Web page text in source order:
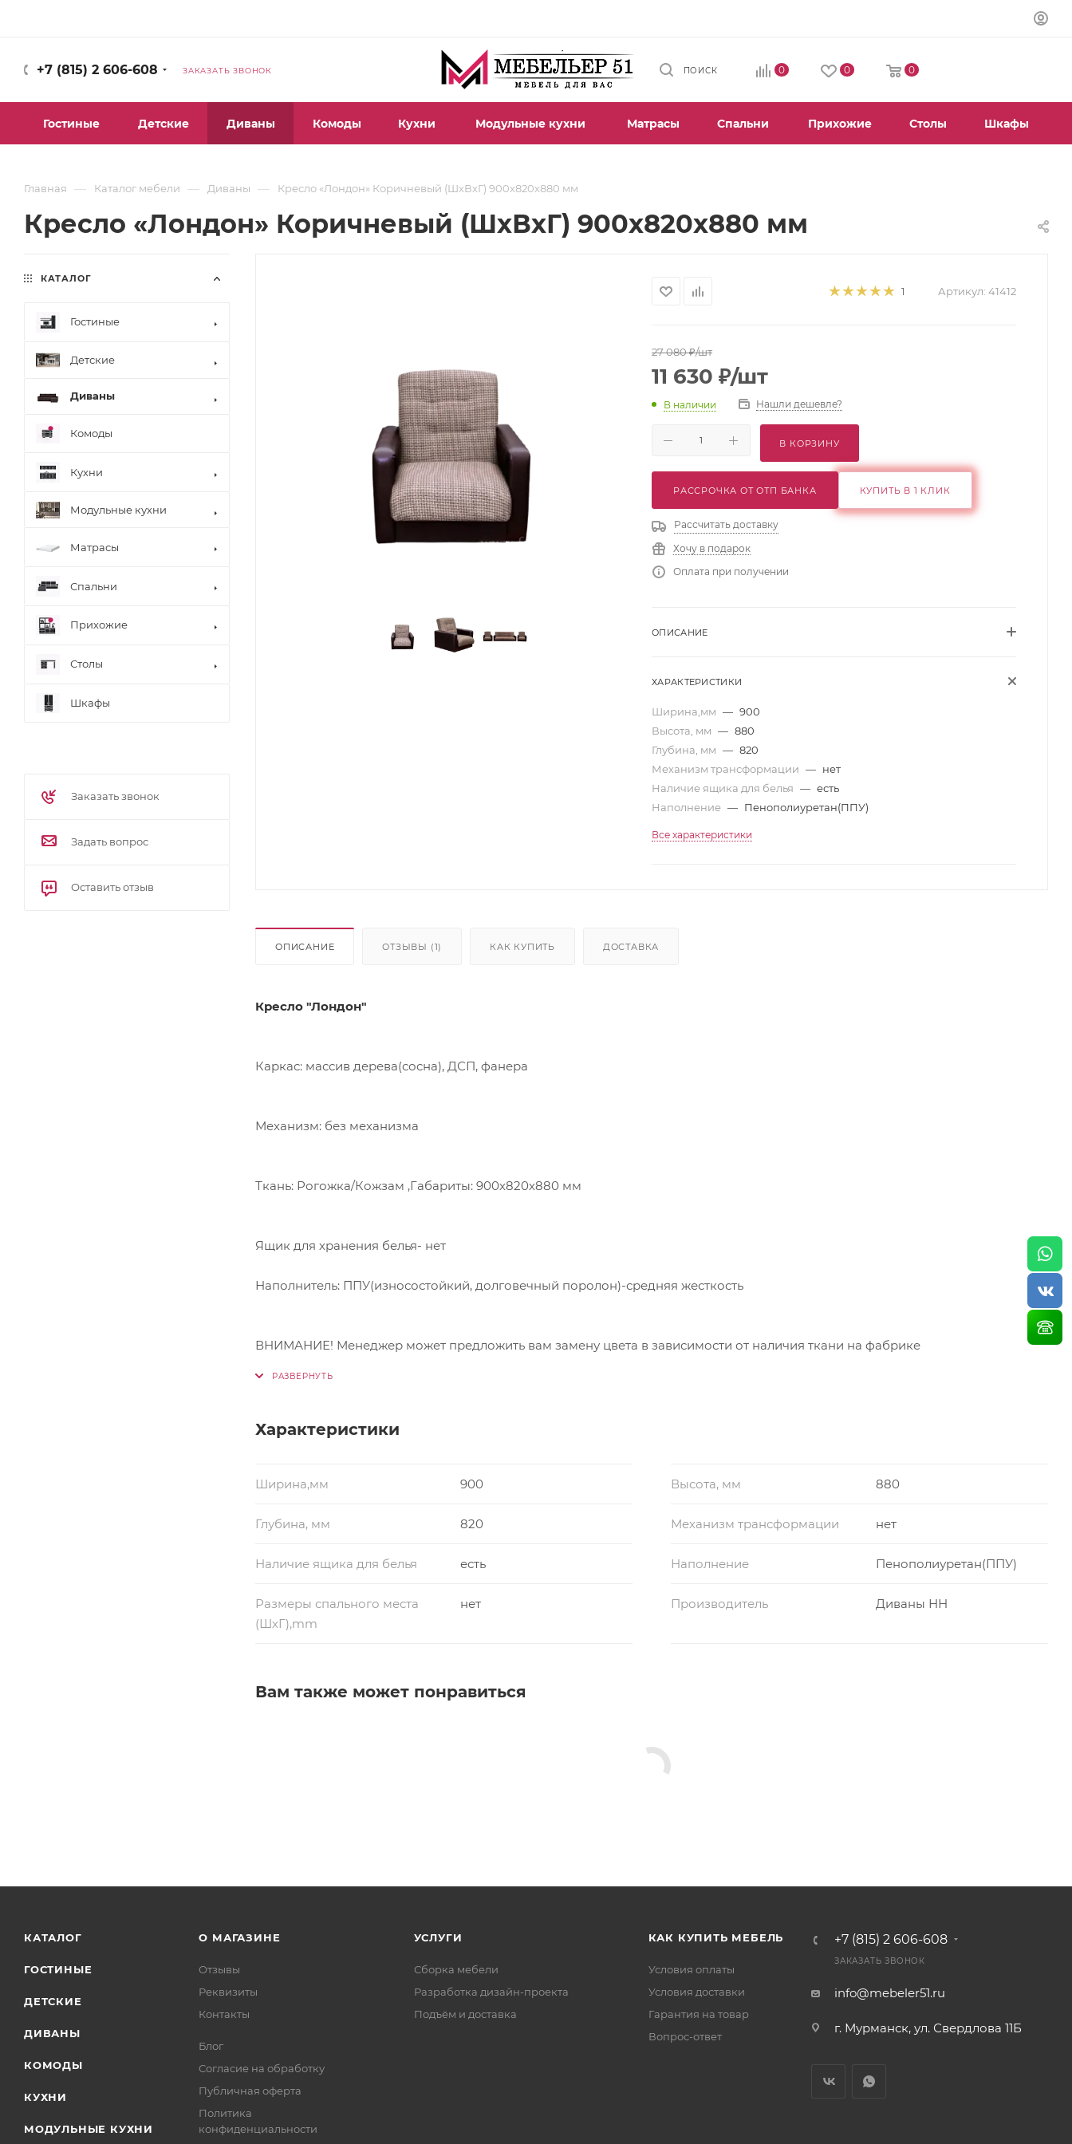
+7 (815) 2 606-608 ЗАКАЗАТЬ ЗВОНОК ПОИСК 0 0 0
Гостиные Детские Диваны Комоды Кухни Модульные кухни Матрасы Спальни Прихожие Столы Шкафы
Главная — Каталог мебели — Диваны — Кресло «Лондон» Коричневый (ШхВхГ) 900х820х880 мм
Кресло «Лондон» Коричневый (ШхВхГ) 900х820х880 мм
1 Артикул: 41412
27 080₽/шт
11 630 ₽/шт
В наличии Нашли дешевле?
В КОРЗИНУ
РАССРОЧКА ОТ ОТП БАНКА КУПИТЬ В 1 КЛИК
Рассчитать доставку
Хочу в подарок
Оплата при получении
ОПИСАНИЕ
ХАРАКТЕРИСТИКИ
Ширина,мм — 900
Высота, мм — 880
Глубина, мм — 820
Механизм трансформации — нет
Наличие ящика для белья — есть
Наполнение — Пенополиуретан(ППУ)
Все характеристики
ОПИСАНИЕ ОТЗЫВЫ (1) КАК КУПИТЬ ДОСТАВКА
Кресло "Лондон"
Каркас: массив дерева(сосна), ДСП, фанера
Механизм: без механизма
Ткань: Рогожка/Кожзам ,Габариты: 900х820х880 мм
Ящик для хранения белья- нет
Наполнитель: ППУ(износостойкий, долговечный поролон)-средняя жесткость
ВНИМАНИЕ! Менеджер может предложить вам замену цвета в зависимости от наличия ткани на фабрике
Характеристики
Ширина,мм 900 Высота, мм 880
Глубина, мм 820 Механизм трансформации нет
Наличие ящика для белья есть Наполнение Пенополиуретан(ППУ)
Размеры спального места
(ШхГ),mm
нет Производитель Диваны НН
Вам также может понравиться
КАТАЛОГ
Гостиные
Детские
Диваны
Комоды
Кухни
Модульные кухни
Матрасы
Спальни
Прихожие
Столы
Шкафы
Заказать звонок
Задать вопрос
Оставить отзыв
КАТАЛОГ
ГОСТИНЫЕ
ДЕТСКИЕ
ДИВАНЫ
КОМОДЫ
КУХНИ
МОДУЛЬНЫЕ КУХНИ
О МАГАЗИНЕ
Отзывы
Реквизиты
Контакты
Блог
Согласие на обработку
Публичная оферта
Политика
конфиденциальности
УСЛУГИ
Сборка мебели
Разработка дизайн-проекта
Подъём и доставка
КАК КУПИТЬ МЕБЕЛЬ
Условия оплаты
Условия доставки
Гарантия на товар
Вопрос-ответ
+7 (815) 2 606-608
ЗАКАЗАТЬ ЗВОНОК
info@mebeler51.ru
г. Мурманск, ул. Свердлова 11Б